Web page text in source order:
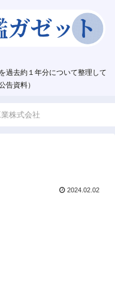
過去約１年分について整理して
告資料）
株式会社
2024.02.02